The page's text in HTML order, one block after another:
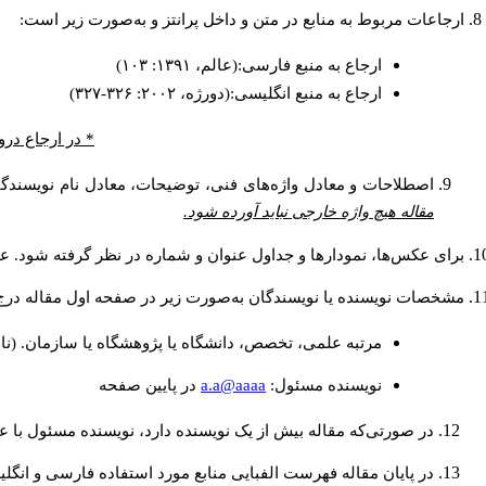
ارجاعات مربوط به منابع در متن و داخل پرانتز و به‌صورت زیر است:
ارجاع به منبع فارسی:(عالم، ۱۳۹۱: ۱۰۳)
ارجاع به منبع انگلیسی:(دورژه، ۲۰۰۲: ۳۲۶-۳۲۷)
* در ارجاع
اصطلاحات و معادل واژه‌های فنی، توضیحات، معادل نام
مقاله هیچ واژه خارجی نباید آورده شود.
برای عکس‌ها، نمودارها و جداول عنوان و شماره در نظر گرفته شود.
مشخصات نویسنده یا نویسندگان به‌صورت زیر در صفحه اول مقاله
مرتبه علمی، تخصص، دانشگاه یا پژوهشگاه یا سازمان.
نويسنده مسئول: a.a@aaaa در پايين صفحه
در صورتی‌که مقاله بیش از یک نویسنده دارد، نویسنده مسئول
در پایان مقاله فهرست الفبایی منابع مورد استفاده فارسی و